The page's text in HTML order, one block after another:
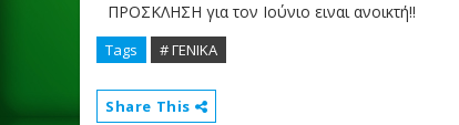
ΠΡΟΣΚΛΗΣΗ για τον Ιούνιο ειναι ανοικτή!!
Tags # ΓΕΝΙΚΑ
Share This